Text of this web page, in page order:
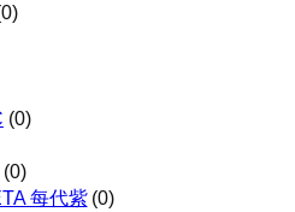
(0)
每代紫(0)